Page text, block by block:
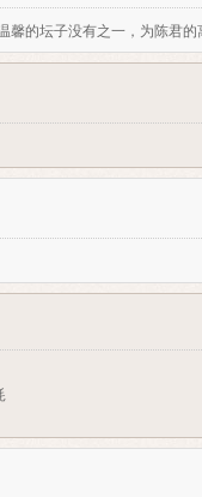
馨的坛子没有之一，为陈君